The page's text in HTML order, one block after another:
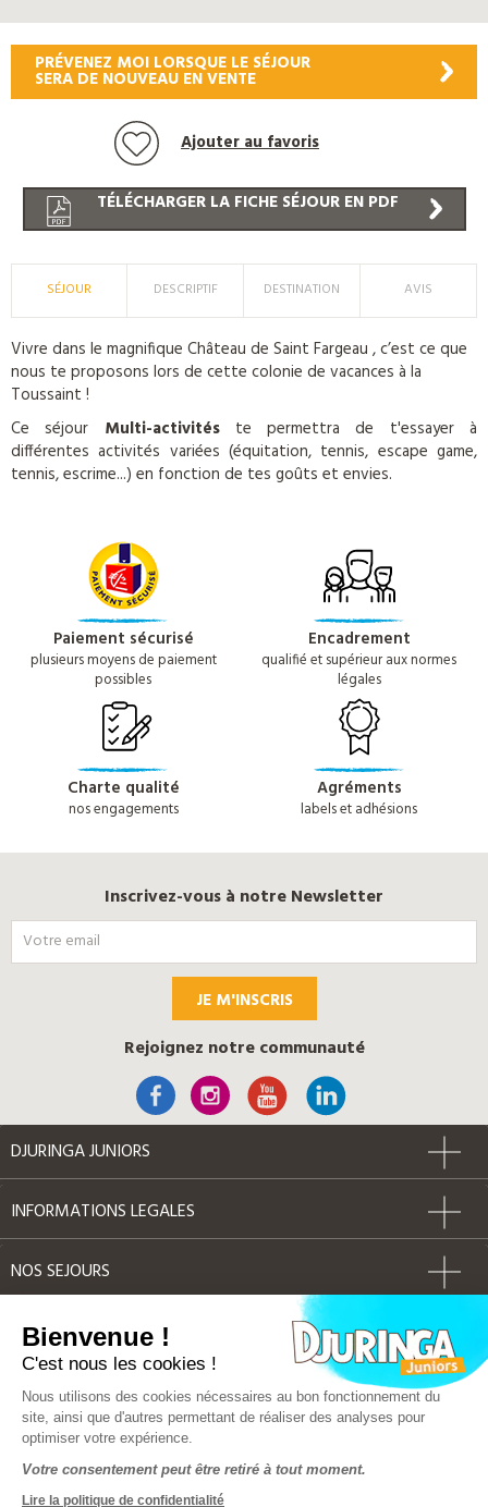
PRÉVENEZ MOI LORSQUE LE SÉJOUR
SERA DE NOUVEAU EN VENTE
Ajouter au favoris
TÉLÉCHARGER LA FICHE SÉJOUR EN PDF
SÉJOUR DESCRIPTIF DESTINATION AVIS
Vivre dans le magnifique Château de Saint Fargeau , c’est ce que
nous te proposons lors de cette colonie de vacances à la
Toussaint !
Ce séjour Multi-activités te permettra de t'essayer à
différentes activités variées (équitation, tennis, escape game,
tennis, escrime...) en fonction de tes goûts et envies.
Paiement sécurisé
plusieurs moyens de paiement
possibles
Encadrement
qualifié et supérieur aux normes
légales
Charte qualité
nos engagements
Agréments
labels et adhésions
Inscrivez-vous à notre Newsletter
JE M'INSCRIS
Rejoignez notre communauté
DJURINGA JUNIORS
INFORMATIONS LEGALES
NOS SEJOURS
AUTRES
Label Qualité
© Djuringa Juniors 2018 - Tous droits réservés
Bienvenue !
C'est nous les cookies !
Nous utilisons des cookies nécessaires au bon fonctionnement du
site, ainsi que d'autres permettant de réaliser des analyses pour
optimiser votre expérience.
Votre consentement peut être retiré à tout moment.
Lire la politique de confidentialité